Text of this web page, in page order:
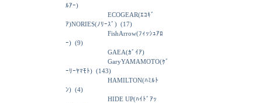
ﾙｱｰ)
ECOGEAR(ｴｺｷﾞ
ｱ)NORIES(ﾉﾘｰｽﾞ) (17)
FishArrow(ﾌｨｯｼｭｱﾛ
ｰ) (9)
GAEA(ｶﾞｲｱ)
GaryYAMAMOTO(ｹﾞ
ｰﾘｰﾔﾏﾓﾄ) (143)
HAMILTON(ﾊﾐﾙﾄ
ﾝ) (4)
HIDE UP(ﾊｲﾄﾞｱｯ